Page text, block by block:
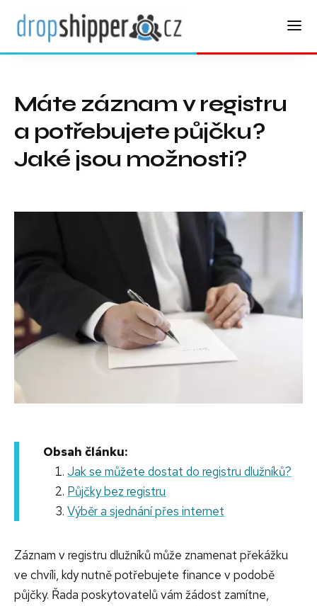
Máte záznam v registru
a potřebujete půjčku?
Jaké jsou možnosti?
Obsah článku:
Jak se můžete dostat do registru dlužníků?
Půjčky bez registru
Výběr a sjednání přes internet
Záznam v registru dlužníků může znamenat překážku
ve chvíli, kdy nutně potřebujete finance v podobě
půjčky. Řada poskytovatelů vám žádost zamítne,